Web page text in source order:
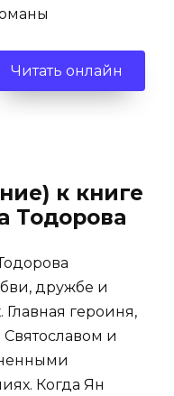
Читать онлайн
к книге
Тодорова
дружбе и
героиня,
Святославом и
Когда Ян